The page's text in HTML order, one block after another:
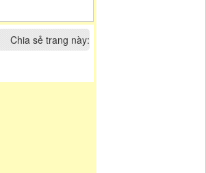
Chia sẻ trang này: